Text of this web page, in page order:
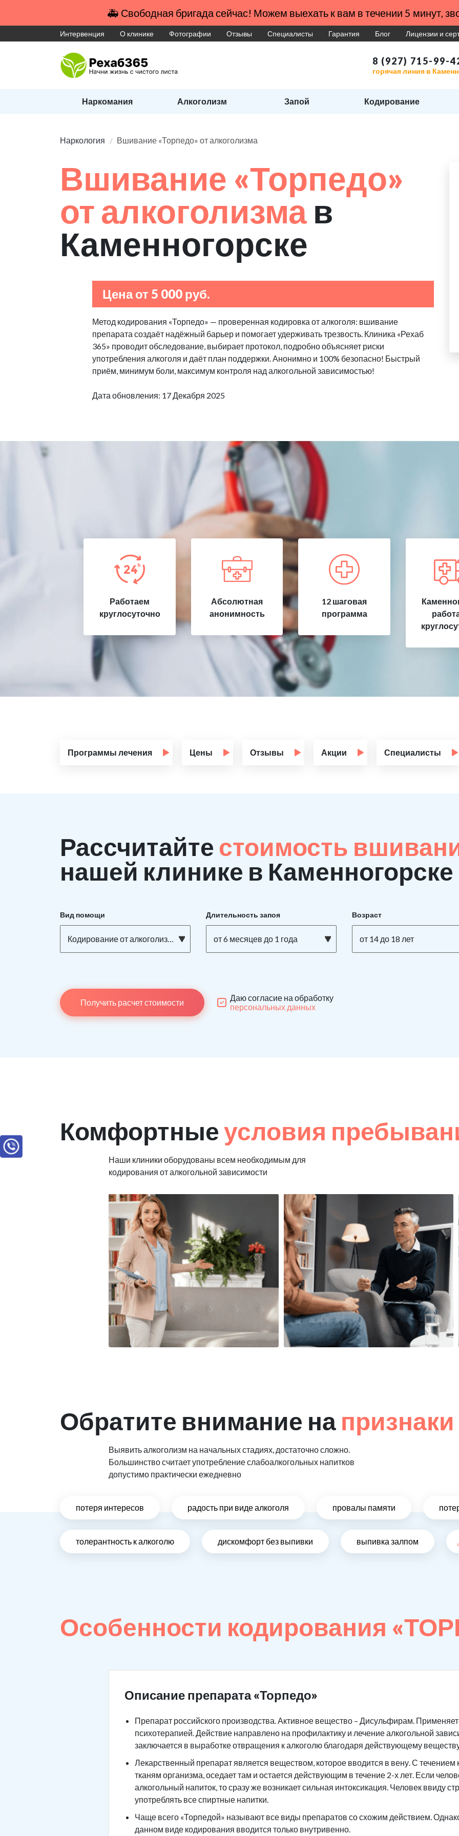
🚑 Свободная бригада сейчас! Можем выехать к вам в течении 5 минут,
Интервенция О клинике Фотографии Отзывы Специалисты Гарантия Блог Лицензии и
8 (927) 715-99-
горячая линия в
Наркомания Алкоголизм Запой Кодирование
Наркология Вшивание «Торпедо» от алкоголизма
Вшивание «Торпедо»
от алкоголизма в
Каменногорске
Цена от 5 000 руб.
Метод кодирования «Торпедо» — проверенная кодировка от алкоголя: вшивание
препарата создаёт надёжный барьер и помогает удерживать трезвость. Клиника «Рехаб
365» проводит обследование, выбирает протокол, подробно объясняет риски
употребления алкоголя и даёт план поддержки. Анонимно и 100% безопасно! Быстрый
приём, минимум боли, максимум контроля над алкогольной зависимостью!
Дата обновления: 17 Декабря 2025
Работаем
круглосуточно
Абсолютная
анонимность
12 шаговая
программа
Программы лечения Цены Отзывы Акции Специалисты
Рассчитайте стоимость
нашей клинике в Каменногорске
Вид помощи
Кодирование от алкоголизма ТОРПЕДО на дому
Длительность запоя
от 6 месяцев до 1 года
Возраст
от 14 до 18 лет
Получить расчет стоимости
Даю согласие на обработку
персональных данных
Комфортныеусловия
Наши клиники оборудованы всем необходимым для
кодирования от алкогольной зависимости
Обратите внимание на
Выявить алкоголизм на начальных стадиях, достаточно сложно.
Большинство считает употребление слабоалкогольных напитков
допустимо практически ежедневно
потеря интересов радость при виде алкоголя провалы памяти
толерантность к алкоголю дискомфорт без выпивки выпивка залпом
Особенности кодирования
Описание препарата «Торпедо»
Препарат российского производства. Активное вещество – Дисульфирам.
психотерапией. Действие направлено на профилактику и лечение алкогольной
заключается в выработке отвращения к алкоголю благодаря действующему
Лекарственный препарат является веществом, которое вводится в вену. С течением
тканям организма, оседает там и остается действующим в течение 2-х лет. Если
алкогольный напиток, то сразу же возникает сильная интоксикация. Человек ввиду
употреблять все спиртные напитки.
Чаще всего «Торпедой» называют все виды препаратов со схожим действием.
данном виде кодирования вводится только внутривенно.